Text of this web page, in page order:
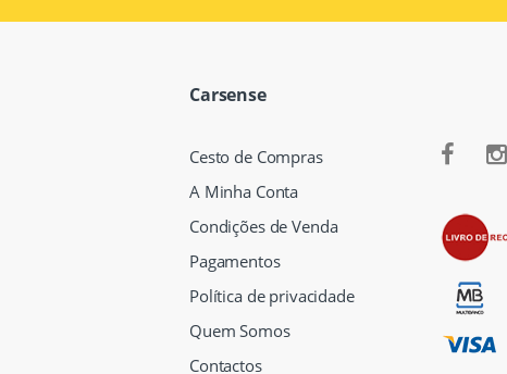
Carsense
Cesto de Compras
A Minha Conta
Condições de Venda
Pagamentos
Política de privacidade
Quem Somos
Contactos